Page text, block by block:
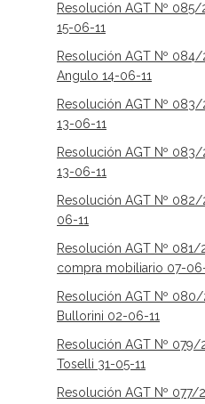
Resolución AGT Nº 085/
15-06-11
Resolución AGT Nº 084/
Angulo 14-06-11
Resolución AGT Nº
13-06-11
Resolución AGT Nº
13-06-11
Resolución AGT Nº 082/
06-11
Resolución AGT Nº
compra mobiliario 07-06-
Resolución AGT Nº
Bullorini 02-06-11
Resolución AGT Nº 079/
Toselli 31-05-11
Resolución AGT Nº 077/